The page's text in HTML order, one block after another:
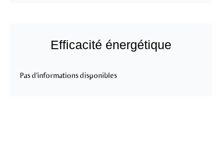
Efficacité énergétique
Pas d'informations disponibles